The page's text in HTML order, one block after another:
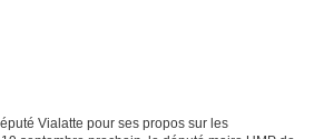
Vialatte pour ses propos sur les